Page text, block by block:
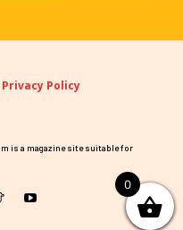
Privacy Policy
is a magazine site suitable for
0